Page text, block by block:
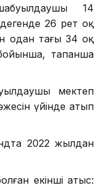
14
26 рет оқ
одан тағы 34 оқ
тапанша
мектеп
үйінде атып
2022 жылдан
екінші атыс: